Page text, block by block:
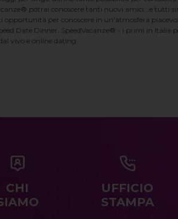
potrai conoscere tanti nuovi amici...e tutti
opportunità per conoscere in un'atmosfera
Date Dinner. SpeedVacanze® - i primi in Italia
vivo e online dating.
CHI
UFFICIO
STAMPA